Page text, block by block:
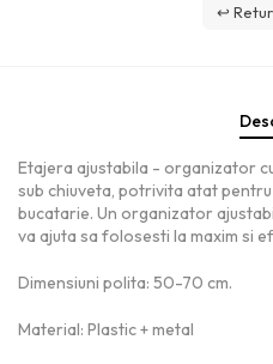
↩️ Retur
Etajera ajustabila - organizator
sub chiuveta, potrivita atat
bucatarie. Un organizator
va ajuta sa folosesti la maxim si
Dimensiuni polita: 50-70 cm.
Material: Plastic + metal